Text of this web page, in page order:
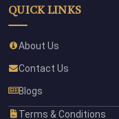
QUICK LINKS
About Us
Contact Us
Blogs
Terms & Conditions